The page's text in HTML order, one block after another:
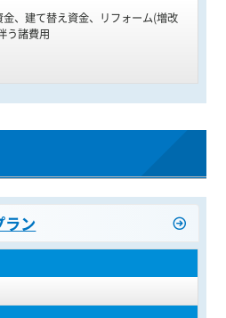
、建て替え資金、リフォーム(増改
う諸費用
ラン